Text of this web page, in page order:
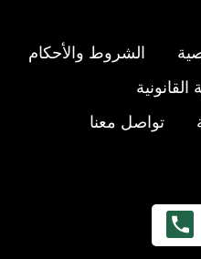
الشروط والأحكام
القانونية
تواصل معنا